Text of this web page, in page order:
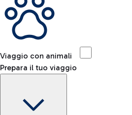
Viaggio con animali
Prepara il tuo viaggio